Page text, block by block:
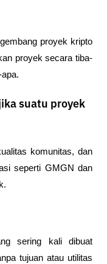
proyek kripto
proyek secara tiba-
suatu proyek
komunitas, dan
seperti GMGN dan
sering kali dibuat
tujuan atau utilitas